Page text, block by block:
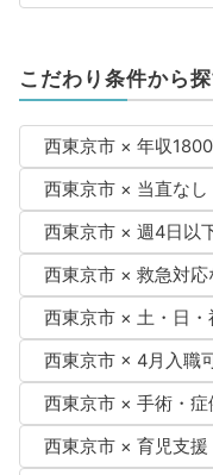
こだわり条件から
西東京市 × 年収
西東京市 × 当直なし
西東京市 × 週4日以
西東京市 × 救急対応
西東京市 × 土・日・
西東京市 × 4月入職
西東京市 × 手術・症
西東京市 × 育児支援